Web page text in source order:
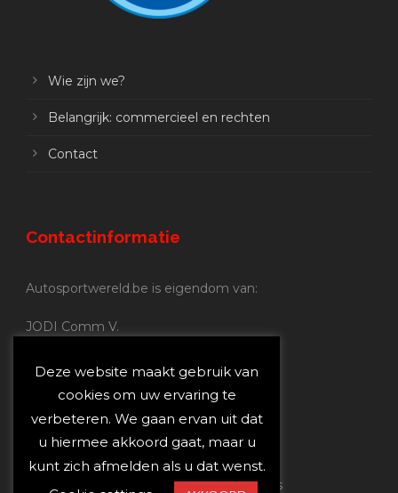
Wie zijn we?
Belangrijk: commercieel en rechten
Contact
Contactinformatie
Autosportwereld.be is eigendom van:
JODI Comm V.
Nijverheidsstraat 70
2160 Wommelgem
Autosportwereld.be:
Redactie:joost@autosportwereld.be
Verantwoordelijke uitgever: Joost Custers
Deze website maakt gebruik van
cookies om uw ervaring te
verbeteren. We gaan ervan uit dat
u hiermee akkoord gaat, maar u
kunt zich afmelden als u dat wenst.